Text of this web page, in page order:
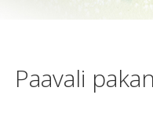
Paavali